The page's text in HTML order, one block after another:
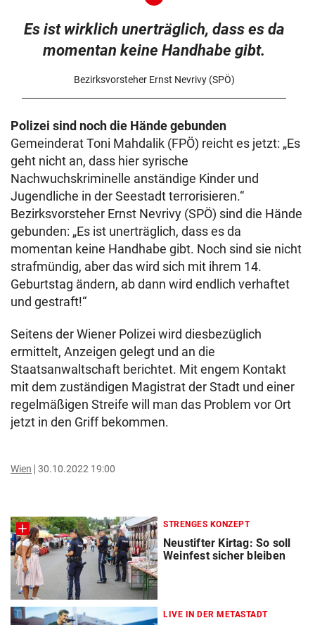
Es ist wirklich unerträglich, dass es da
momentan keine Handhabe gibt.
Bezirksvorsteher Ernst Nevrivy (SPÖ)
Polizei sind noch die Hände gebunden
Gemeinderat Toni Mahdalik (FPÖ) reicht es jetzt: „Es
geht nicht an, dass hier syrische
Nachwuchskriminelle anständige Kinder und
Jugendliche in der Seestadt terrorisieren.“
Bezirksvorsteher Ernst Nevrivy (SPÖ) sind die Hände
gebunden: „Es ist unerträglich, dass es da
momentan keine Handhabe gibt. Noch sind sie nicht
strafmündig, aber das wird sich mit ihrem 14.
Geburtstag ändern, ab dann wird endlich verhaftet
und gestraft!“
Seitens der Wiener Polizei wird diesbezüglich
ermittelt, Anzeigen gelegt und an die
Staatsanwaltschaft berichtet. Mit engem Kontakt
mit dem zuständigen Magistrat der Stadt und einer
regelmäßigen Streife will man das Problem vor Ort
jetzt in den Griff bekommen.
Wien 30.10.2022 19:00
STRENGES KONZEPT
Neustifter Kirtag: So soll
Weinfest sicher bleiben
LIVE IN DER METASTADT